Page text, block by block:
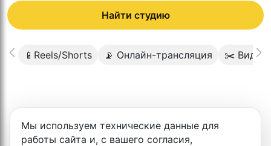
Найти студию
📱Reels/Shorts 📡 Онлайн-трансляция ✂️
студии
Мы используем технические данные для
работы сайта и, с вашего согласия,